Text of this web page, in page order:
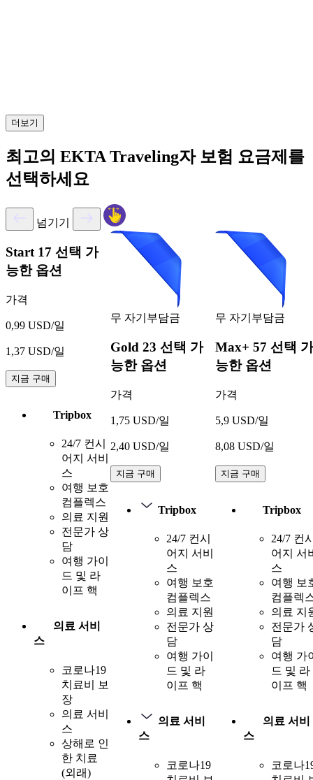
더보기
최고의 EKTA Traveling자 보험 요금제를
선택하세요
넘기기
Start 17 선택 가
능한 옵션
가격
0,99 USD/일
1,37 USD/일
지금 구매
Tripbox
24/7 컨시
어지 서비
스
여행 보호
컴플렉스
의료 지원
전문가 상
담
여행 가이
드 및 라
이프 핵
의료 서비
스
코로나19
치료비 보
장
의료 서비
스
상해로 인
한 치료
(외래)
무 자기부담금
Gold 23 선택 가
능한 옵션
가격
1,75 USD/일
2,40 USD/일
지금 구매
Tripbox
24/7 컨시
어지 서비
스
여행 보호
컴플렉스
의료 지원
전문가 상
담
여행 가이
드 및 라
이프 핵
의료 서비
스
코로나19
무 자기부담금
Max+ 57 선택 가
능한 옵션
가격
5,9 USD/일
8,08 USD/일
지금 구매
Tripbox
24/7 컨
어지 서
스
여행 보
컴플렉
의료 지
전문가
담
여행 가
드 및 라
이프 핵
의료 서비
스
코로나